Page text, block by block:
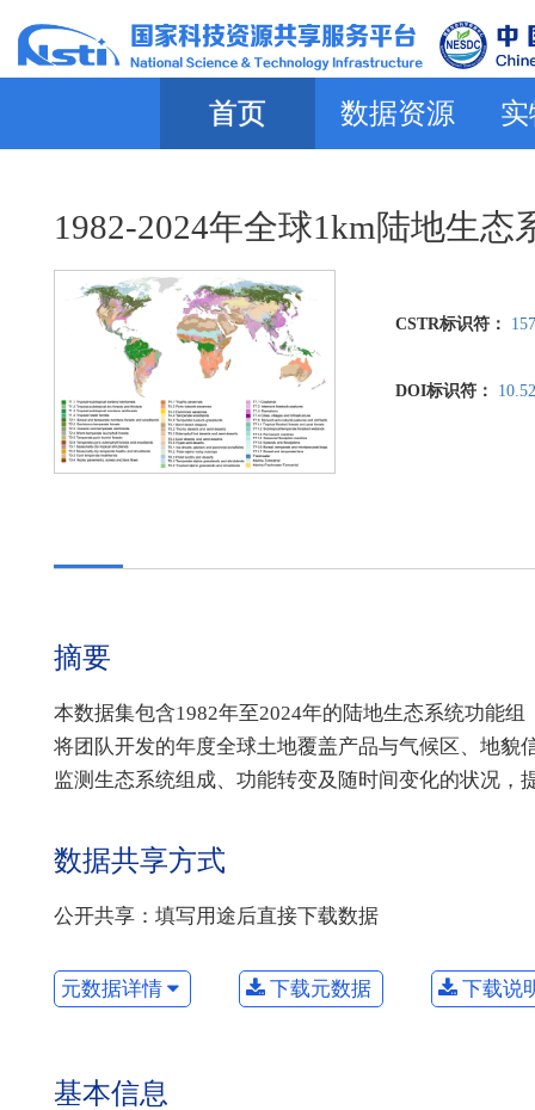
首页 数据资源
1982-2024年全球1km陆地生态
CSTR标识符：
DOI标识符：
摘要
本数据集包含1982年至2024年的陆地生态系统功能组
将团队开发的年度全球土地覆盖产品与气候区、地貌
监测生态系统组成、功能转变及随时间变化的状况，
数据共享方式
公开共享：填写用途后直接下载数据
元数据详情 下载元数据 下载说
基本信息